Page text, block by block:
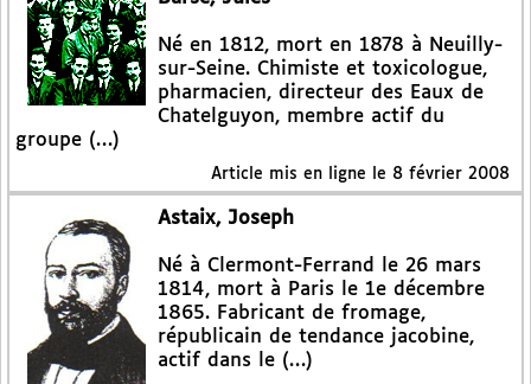
Né en 1812, mort en 1878 à Neuilly-
sur-Seine. Chimiste et toxicologue,
pharmacien, directeur des Eaux de
Chatelguyon, membre actif du
groupe (…)
Article mis en ligne le 8 février 2008
Astaix, Joseph
Né à Clermont-Ferrand le 26 mars
1814, mort à Paris le 1e décembre
1865. Fabricant de fromage,
républicain de tendance jacobine,
actif dans le (…)